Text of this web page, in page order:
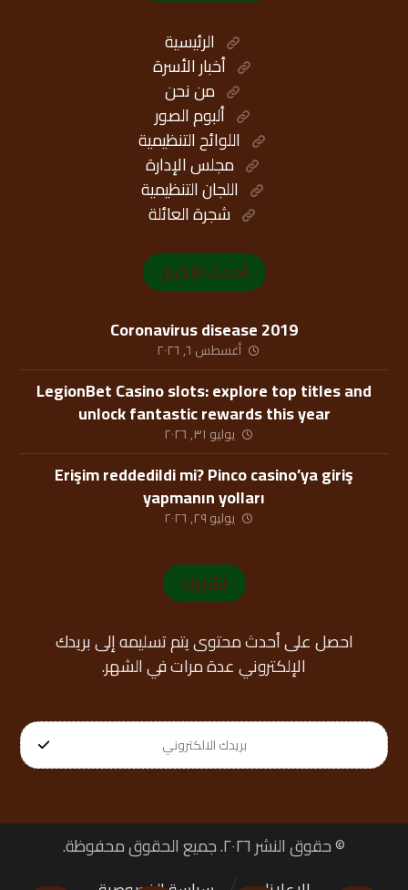
الرئيسية
أخبار الأسرة
من نحن
ألبوم الصور
اللوائح التنظيمية
مجلس الإدارة
اللجان التنظيمية
شجرة العائلة
أحدث الأخبار
Coronavirus disease 2019
أغسطس ٦, ٢٠٢٦
LegionBet Casino slots: explore top titles and
unlock fantastic rewards this year
يوليو ٣١, ٢٠٢٦
Erişim reddedildi mi? Pinco casino’ya giriş
yapmanın yolları
يوليو ٢٩, ٢٠٢٦
اشترك
احصل على أحدث محتوى يتم تسليمه إلى بريدك
الإلكتروني عدة مرات في الشهر.
© حقوق النشر ٢٠٢٦. جميع الحقوق محفوظة.